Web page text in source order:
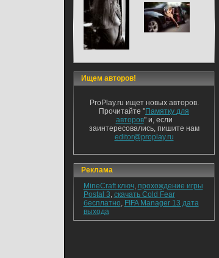
Ищем авторов!
ProPlay.ru ищет новых авторов.
Прочитайте "Памятку для
авторов" и, если
заинтересовались, пишите нам
editor@proplay.ru
Реклама
MineCraft ключ, прохождение игры
Postal 3, скачать Cold Fear
бесплатно, FIFA Manager 13 дата
выхода